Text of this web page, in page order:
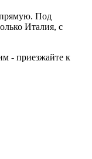
Под
Италия, с
- приезжайте к